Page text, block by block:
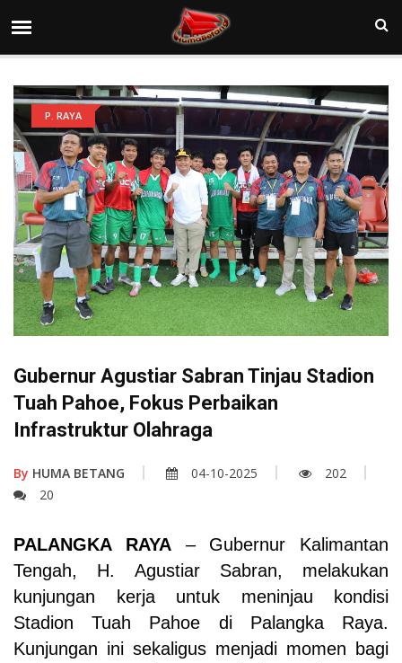
P. RAYA
Gubernur Agustiar Sabran Tinjau Stadion
Tuah Pahoe, Fokus Perbaikan
Infrastruktur Olahraga
By HUMA BETANG 04-10-2025
202
20
PALANGKA RAYA– Gubernur Kalimantan
Tengah, H. Agustiar Sabran, melakukan
kunjungan kerja untuk meninjau kondisi
Stadion Tuah Pahoe di Palangka Raya.
Kunjungan ini sekaligus menjadi momen bagi